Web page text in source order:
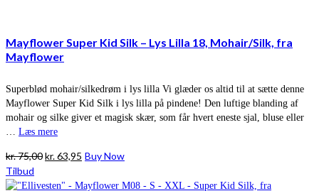
Mayflower Super Kid Silk – Lys Lilla 18, Mohair/Silk, fra
Mayflower
Superblød mohair/silkedrøm i lys lilla Vi glæder os altid til at sætte denne
Mayflower Super Kid Silk i lys lilla på pindene! Den luftige blanding af
mohair og silke giver et magisk skær, som får hvert eneste sjal, bluse eller
… Læs mere
kr.75,00Den
pris
kr.63,95 Den
pris
Buy Now
Tilbud